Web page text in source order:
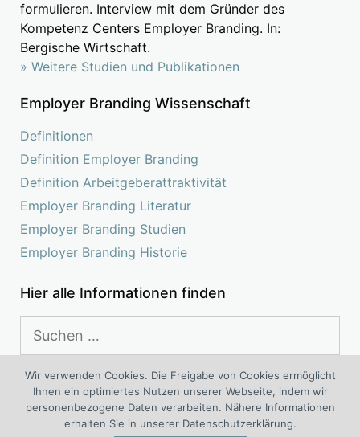
formulieren. Interview mit dem Gründer des
Kompetenz Centers Employer Branding. In:
Bergische Wirtschaft.
» Weitere Studien und Publikationen
Employer Branding Wissenschaft
Definitionen
Definition Employer Branding
Definition Arbeitgeberattraktivität
Employer Branding Literatur
Employer Branding Studien
Employer Branding Historie
Hier alle Informationen finden
nach:
Das Kompetenz Center Employer Branding ist ein
interdisziplinäres Projekt von Spezialisten für Employer Branding
® ®
Wir verwenden Cookies. Die Freigabe von Cookies ermöglicht
Ihnen ein optimiertes Nutzen unserer Webseite, indem wir
personenbezogene Daten verarbeiten. Nähere Informationen
erhalten Sie in unserer Datenschutzerklärung.